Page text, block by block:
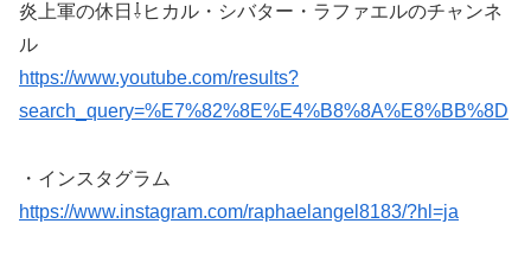
炎上軍の休日⇩ヒカル・シバター・ラファエルのチャンネ
ル
https://www.youtube.com/results?
search_query=%E7%82%8E%E4%B8%8A%E8%BB%8D
・インスタグラム
https://www.instagram.com/raphaelangel8183/?hl=ja